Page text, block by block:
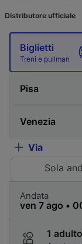
Distributore
Biglietti
Treni e pullman
Via
Sola
Andata
1